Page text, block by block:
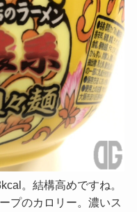
。結構高めですね。
プのカロリー。濃いス